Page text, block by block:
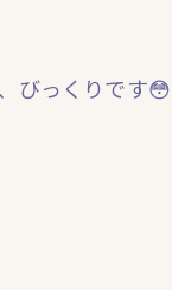
びっくりです